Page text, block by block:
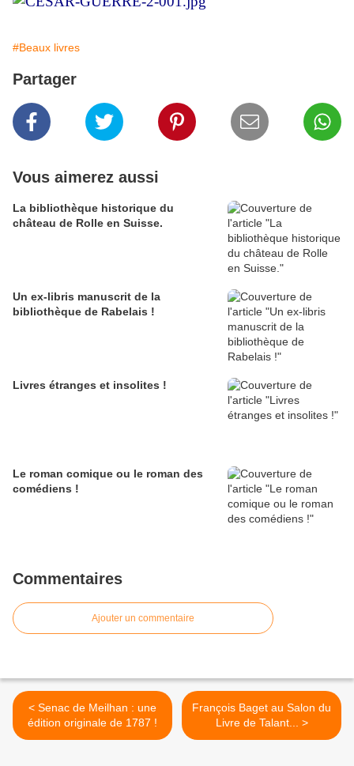
#Beaux livres
Partager
Vous aimerez aussi
La bibliothèque historique du
château de Rolle en Suisse.
Un ex-libris manuscrit de la
bibliothèque de Rabelais !
Livres étranges et insolites !
Le roman comique ou le roman des
comédiens !
Commentaires
Ajouter un commentaire
< Senac de Meilhan : une
édition originale de 1787 !
François Baget au Salon du
Livre de Talant... >